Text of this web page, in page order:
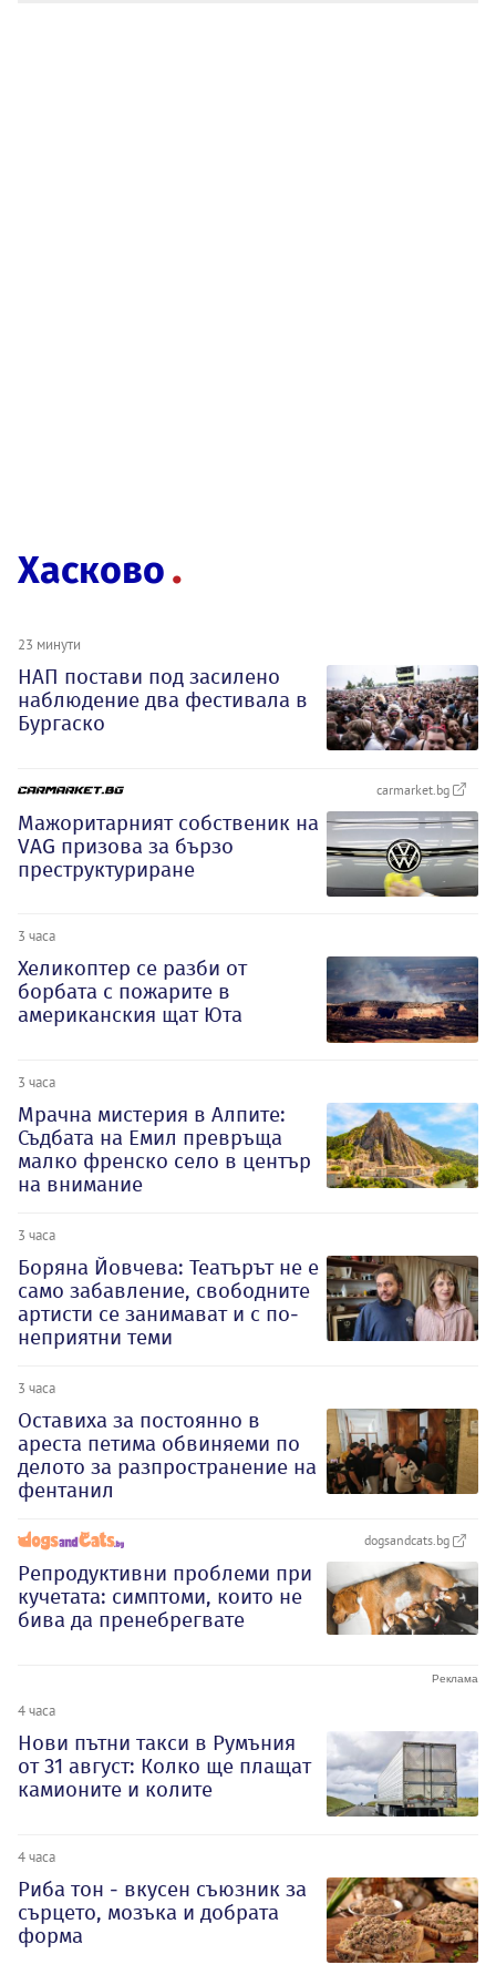
Хасково
23 минути
НАП постави под засилено
наблюдение два фестивала в
Бургаско
carmarket.bg
Мажоритарният собственик на
VAG призова за бързо
преструктуриране
3 часа
Хеликоптер се разби от
борбата с пожарите в
американския щат Юта
3 часа
Мрачна мистерия в Алпите:
Съдбата на Емил превръща
малко френско село в център
на внимание
3 часа
Боряна Йовчева: Театърът не е
само забавление, свободните
артисти се занимават и с по-
неприятни теми
3 часа
Оставиха за постоянно в
ареста петима обвиняеми по
делото за разпространение на
фентанил
dogsandcats.bg
Репродуктивни проблеми при
кучетата: симптоми, които не
бива да пренебрегвате
4 часа
Нови пътни такси в Румъния
от 31 август: Колко ще плащат
камионите и колите
4 часа
Риба тон - вкусен съюзник за
сърцето, мозъка и добрата
форма